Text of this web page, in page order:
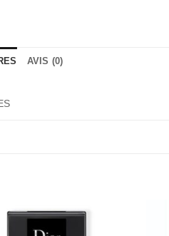
AVIS (0)